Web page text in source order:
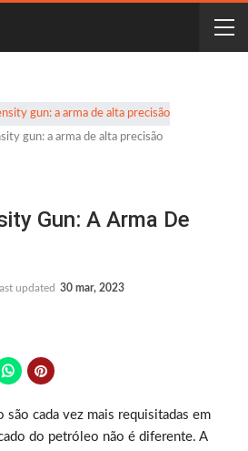
gun: a arma de alta precisão
Gun: A Arma De
Last updated 30 mar, 2023
são cada vez mais requisitadas em
do petróleo não é diferente. A